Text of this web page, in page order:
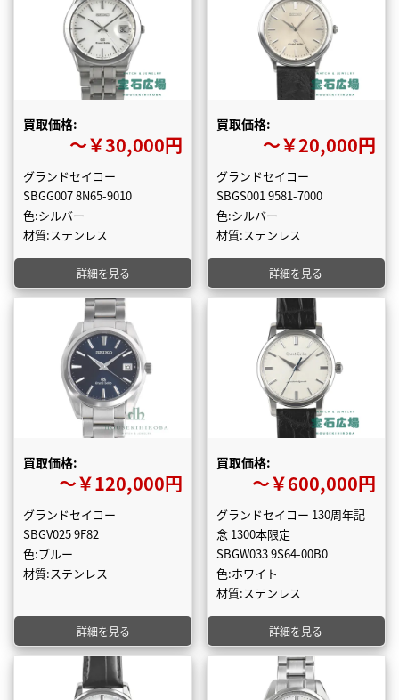
買取価格:
〜￥30,000円
グランドセイコー
SBGG007 8N65-9010
色:シルバー
材質:ステンレス
詳細を見る
買取価格:
〜￥20,000円
グランドセイコー
SBGS001 9581-7000
色:シルバー
材質:ステンレス
詳細を見る
買取価格:
〜￥120,000円
グランドセイコー
SBGV025 9F82
色:ブルー
材質:ステンレス
詳細を見る
買取価格:
〜￥600,000円
グランドセイコー 130周年記
念 1300本限定
SBGW033 9S64-00B0
色:ホワイト
材質:ステンレス
詳細を見る